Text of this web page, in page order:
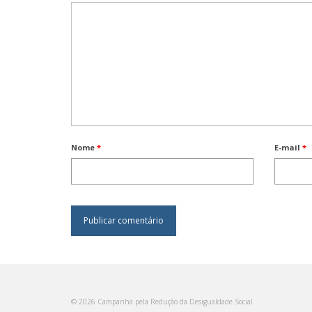
Nome * E-mail*
© 2026 Campanha pela Redução da Desigualdade Social